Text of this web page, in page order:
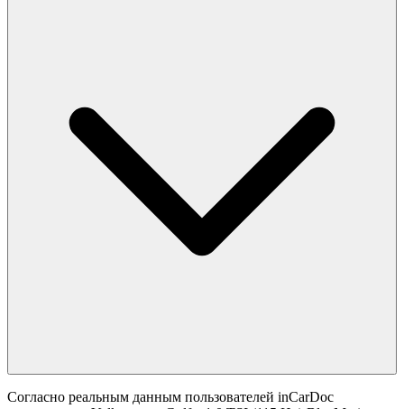
Согласно реальным данным пользователей inCarDoc